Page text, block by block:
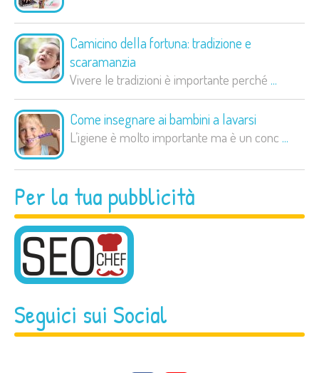
Camicino della fortuna: tradizione e
scaramanzia
Vivere le tradizioni è importante perché ...
Come insegnare ai bambini a lavarsi
L’igiene è molto importante ma è un conc ...
Per la tua pubblicità
Seguici sui Social